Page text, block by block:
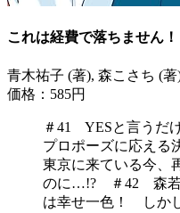
これは経費で落ちません
青木祐子 (著), 森こさち (著
価格：585円
＃41 YESと言うだ
プロポーズに応える
東京に来ている今、
のに…!? ＃42 森若
は幸せ一色！ しか